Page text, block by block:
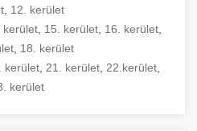
12. kerület
kerület 15. kerület 16. kerület
18. kerület
kerület 21. kerület 22.kerület
kerület